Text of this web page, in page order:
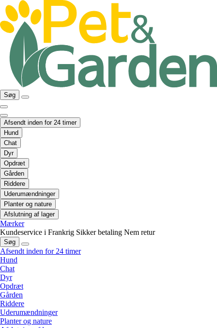
Søg
Afsendt inden for 24 timer
Hund
Chat
Dyr
Opdræt
Gården
Riddere
Uderumændninger
Planter og nature
Afslutning af lager
Mærker
Kundeservice i Frankrig Sikker betaling Nem retur
Søg
Afsendt inden for 24 timer
Hund
Chat
Dyr
Opdræt
Gården
Riddere
Uderumændninger
Planter og nature